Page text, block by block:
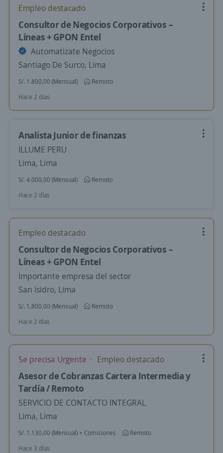
Empleo destacado
Consultor de Negocios Corporativos –
Líneas + GPON Entel
Automatizate Negocios
Santiago De Surco, Lima
S/. 1.800,00 (Mensual)
Remoto
Hace 2 días
Analista Junior de finanzas
ILLUME PERU
Lima, Lima
S/. 4.000,00 (Mensual)
Remoto
Hace 2 días
Empleo destacado
Consultor de Negocios Corporativos –
Líneas + GPON Entel
Importante empresa del sector
San Isidro, Lima
S/. 1.800,00 (Mensual)
Remoto
Hace 2 días
Se precisa Urgente Empleo destacado
Asesor de Cobranzas Cartera Intermedia y
Tardía / Remoto
SERVICIO DE CONTACTO INTEGRAL
Lima, Lima
S/. 1.130,00 (Mensual) + Comisiones
Remoto
Hace 3 días